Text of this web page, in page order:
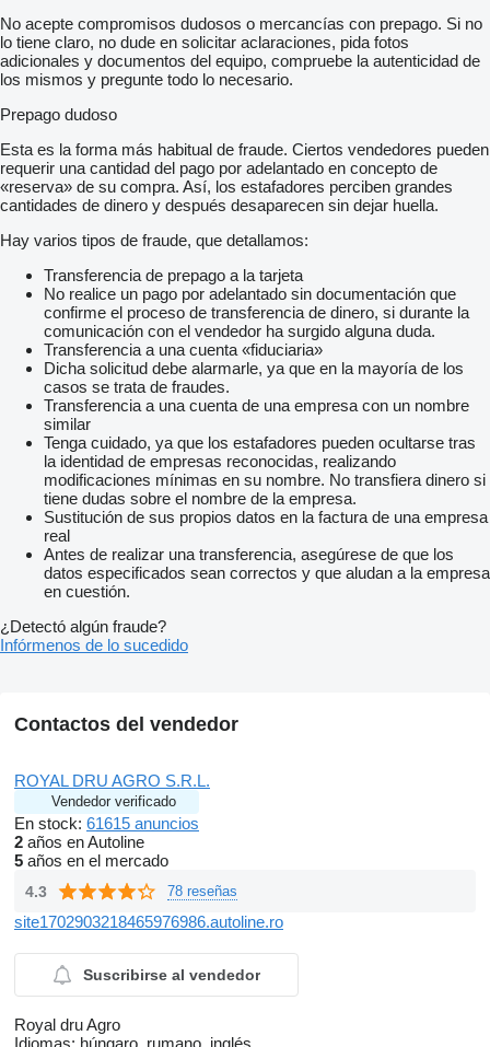
No acepte compromisos dudosos o mercancías con prepago. Si no
lo tiene claro, no dude en solicitar aclaraciones, pida fotos
adicionales y documentos del equipo, compruebe la autenticidad de
los mismos y pregunte todo lo necesario.
Prepago dudoso
Esta es la forma más habitual de fraude. Ciertos vendedores pueden
requerir una cantidad del pago por adelantado en concepto de
«reserva» de su compra. Así, los estafadores perciben grandes
cantidades de dinero y después desaparecen sin dejar huella.
Hay varios tipos de fraude, que detallamos:
Transferencia de prepago a la tarjeta
No realice un pago por adelantado sin documentación que
confirme el proceso de transferencia de dinero, si durante la
comunicación con el vendedor ha surgido alguna duda.
Transferencia a una cuenta «fiduciaria»
Dicha solicitud debe alarmarle, ya que en la mayoría de los
casos se trata de fraudes.
Transferencia a una cuenta de una empresa con un nombre
similar
Tenga cuidado, ya que los estafadores pueden ocultarse tras
la identidad de empresas reconocidas, realizando
modificaciones mínimas en su nombre. No transfiera dinero si
tiene dudas sobre el nombre de la empresa.
Sustitución de sus propios datos en la factura de una empresa
real
Antes de realizar una transferencia, asegúrese de que los
datos especificados sean correctos y que aludan a la empresa
en cuestión.
¿Detectó algún fraude?
Infórmenos de lo sucedido
Contactos del vendedor
ROYAL DRU AGRO S.R.L.
Vendedor verificado
En stock: 61615 anuncios
2 años en Autoline
5 años en el mercado
4.3 78 reseñas
site1702903218465976986.autoline.ro
Suscribirse al vendedor
Royal dru Agro